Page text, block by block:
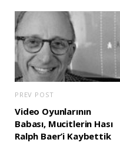
PREV POST
Video Oyunlarının
Babası, Mucitlerin Hası
Ralph Baer’i Kaybettik